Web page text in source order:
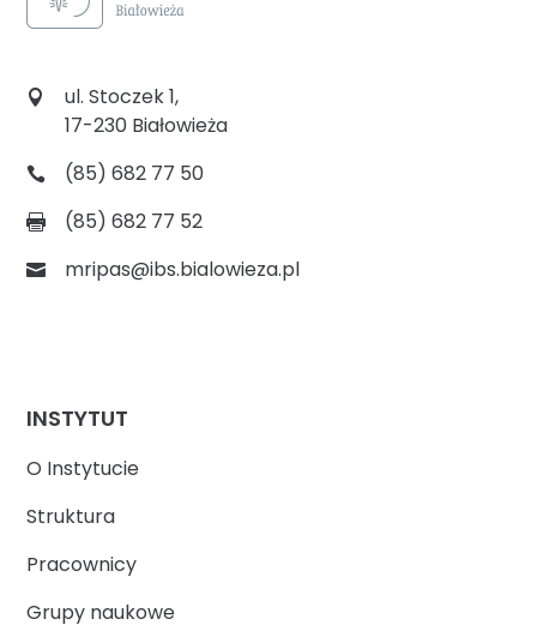
ul. Stoczek 1,
17-230 Białowieża
(85) 682 77 50
(85) 682 77 52
mripas@ibs.bialowieza.pl
INSTYTUT
O Instytucie
Struktura
Pracownicy
Grupy naukowe